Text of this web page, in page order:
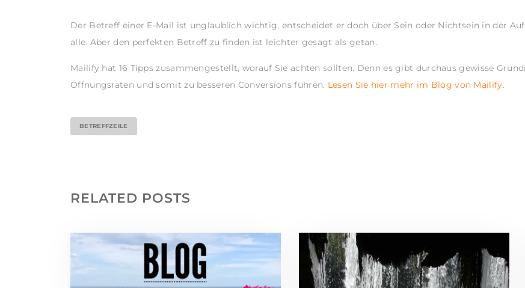
Der Betreff einer E-Mail ist unglaublich wichtig, entscheidet er doch über Sein oder Nichtsein in der
alle. Aber den perfekten Betreff zu finden ist leichter gesagt als getan.
Mailify hat 16 Tipps zusammengestellt, worauf Sie achten sollten. Denn es gibt durchaus gewisse
Öffnungsraten und somit zu besseren Conversions führen. Lesen Sie hier mehr im Blog von Mailify.
BETREFFZEILE
RELATED POSTS